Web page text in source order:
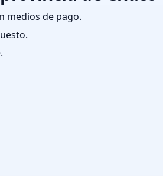
medios de pago.